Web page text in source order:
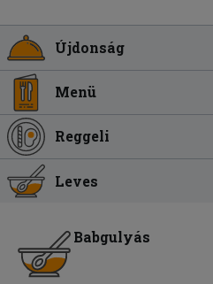
Újdonság
Menü
Reggeli
Leves
Babgulyás